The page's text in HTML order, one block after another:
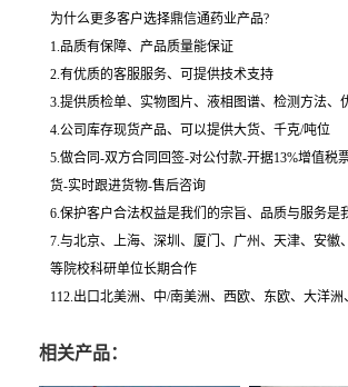
为什么更多客户选择鼎信通药业产品?
1.品质有保障、产品质量能保证
2.有优质的客服服务、可提供技术支持
3.提供质检单、实物图片、液相图谱、检测方法、
4.公司库存现货产品、可以提供大货、千克/吨位
5.做合同-双方合同回签-对公付款-开据13%增值税
货-实时跟进货物-售后咨询
6.保护客户合法权益是我们的宗旨、品质与服务是
7.与北京、上海、深圳、厦门、广州、天津、安徽
等院校科研单位长期合作
112.出口北美洲、中/南美洲、西欧、东欧、大洋洲
相关产品：